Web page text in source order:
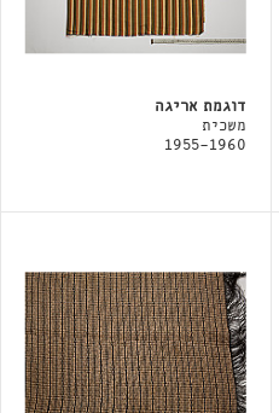
דוגמת אריגה
משכית
1955-1960